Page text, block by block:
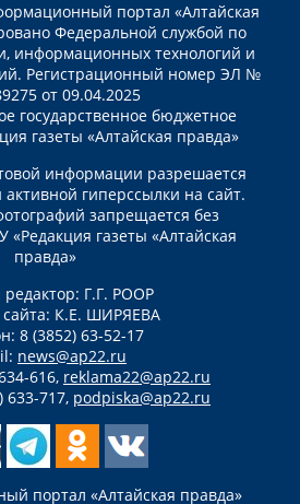
портал «Алтайская
Федеральной службой по
информационных технологий и
Регистрационный номер ЭЛ №
от 09.04.2025
государственное бюджетное
газеты «Алтайская правда»
информации разрешается
гиперссылки на сайт.
запрещается без
«Редакция газеты «Алтайская
правда»
Г.Г. РООР
сайта: К.Е. ШИРЯЕВА
8 (3852) 63-52-17
news@ap22.ru
616, reklama22@ap22.ru
633-717, podpiska@ap22.ru
портал «Алтайская правда»